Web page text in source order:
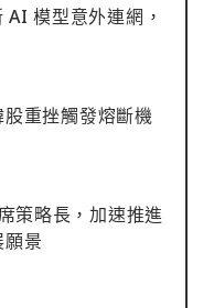
模型意外連網，
重挫觸發熔斷機
策略長，加速推進
景